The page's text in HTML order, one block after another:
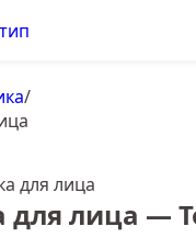
/
для лица —